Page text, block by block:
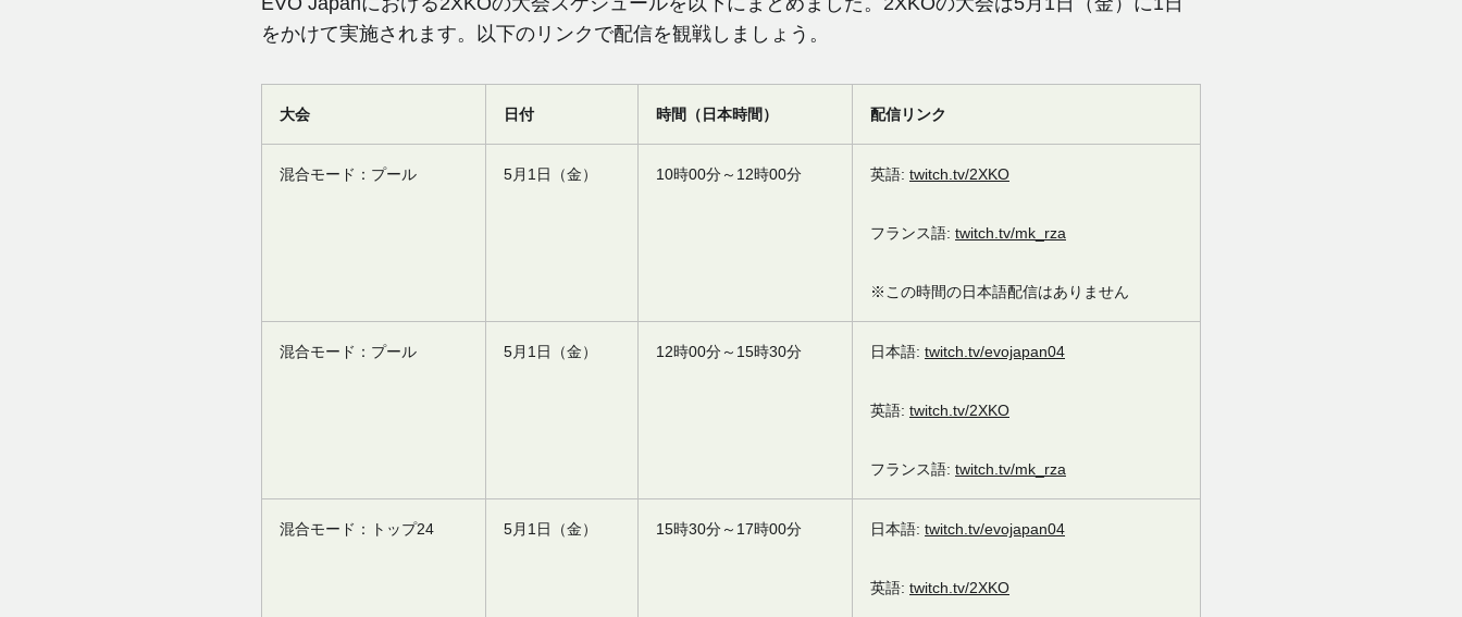
をかけて実施されます。以下のリンクで配信を観戦しましょう。
大会 日付 時間（日本時間） 配信リンク
混合モード：プール 5月1日（金） 10時00分～12時00分 英語: twitch.tv/2XKO
フランス語: twitch.tv/mk_rza
※この時間の日本語配信はありません
混合モード：プール 5月1日（金） 12時00分～15時30分 日本語: twitch.tv/evojapan04
英語: twitch.tv/2XKO
フランス語: twitch.tv/mk_rza
混合モード：トップ24 5月1日（金） 15時30分～17時00分 日本語: twitch.tv/evojapan04
英語: twitch.tv/2XKO